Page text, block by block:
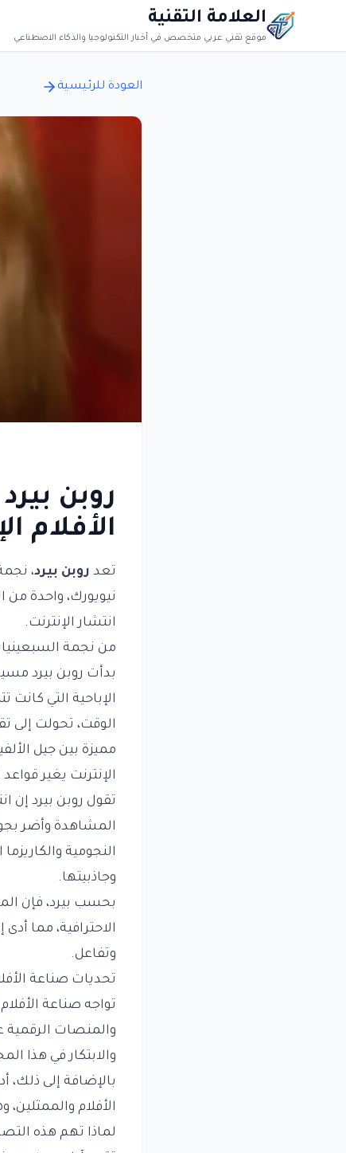
العلامة التقنية
موقع تقني عربي متخصص في أخبار التكنولوجيا والذكاء الاصطناعي
العودة للرئيسية
روبن
الأفلام
تعد روبن بيرد،
نيويورك، واحدة من
انتشار الإنترنت.
من نجمة
بدأت روبن بيرد
الإباحية التي
الوقت، تحولت إلى
مميزة بين جيل
الإنترنت يغير قواعد
تقول روبن بيرد إن
المشاهدة وأضر
النجومية
وجاذبيتها.
بحسب بيرد، فإن
الاحترافية، مما
وتفاعل.
تحديات صناعة
تواجه صناعة
والمنصات الرقمية
والابتكار في هذا
بالإضافة إلى ذلك،
الأفلام
لماذا تهم هذه